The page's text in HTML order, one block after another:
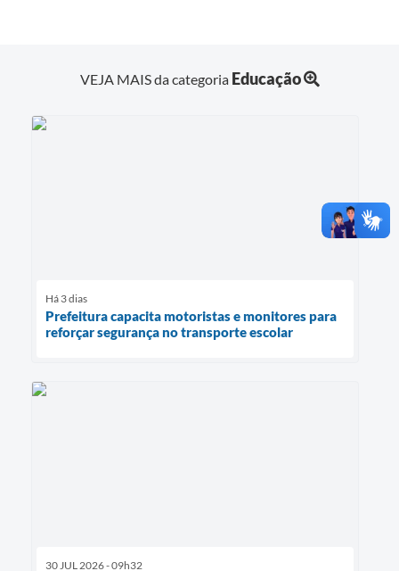
VEJA MAIS da categoria Educação
Há 3 dias
Prefeitura capacita motoristas e monitores para
reforçar segurança no transporte escolar
30 JUL 2026 - 09h32